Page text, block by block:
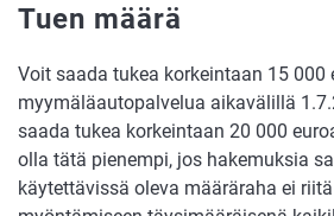
Tuen määrä
Voit saada tukea korkeintaan 15 000
myymäläautopalvelua aikavälillä
saada tukea korkeintaan 20 000
olla tätä pienempi, jos hakemuksia
käytettävissä oleva määräraha ei